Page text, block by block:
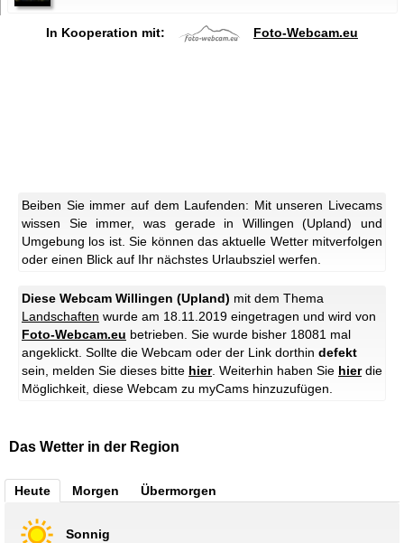
In Kooperation mit: Foto-Webcam.eu
Beiben Sie immer auf dem Laufenden: Mit unseren Livecams
wissen Sie immer, was gerade in Willingen (Upland) und
Umgebung los ist. Sie können das aktuelle Wetter mitverfolgen
oder einen Blick auf Ihr nächstes Urlaubsziel werfen.
Diese Webcam Willingen (Upland) mit dem Thema
Landschaften wurde am 18.11.2019 eingetragen und wird von
Foto-Webcam.eu betrieben. Sie wurde bisher 18081 mal
angeklickt. Sollte die Webcam oder der Link dorthin defekt
sein, melden Sie dieses bitte hier. Weiterhin haben Sie hierdie
Möglichkeit, diese Webcam zu myCams hinzuzufügen.
Das Wetter in der Region
Heute Morgen Übermorgen
Sonnig